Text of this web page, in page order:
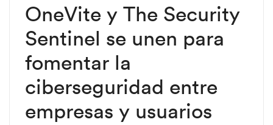
OneVite y The Security
Sentinel se unen para
fomentar la
ciberseguridad entre
empresas y usuarios